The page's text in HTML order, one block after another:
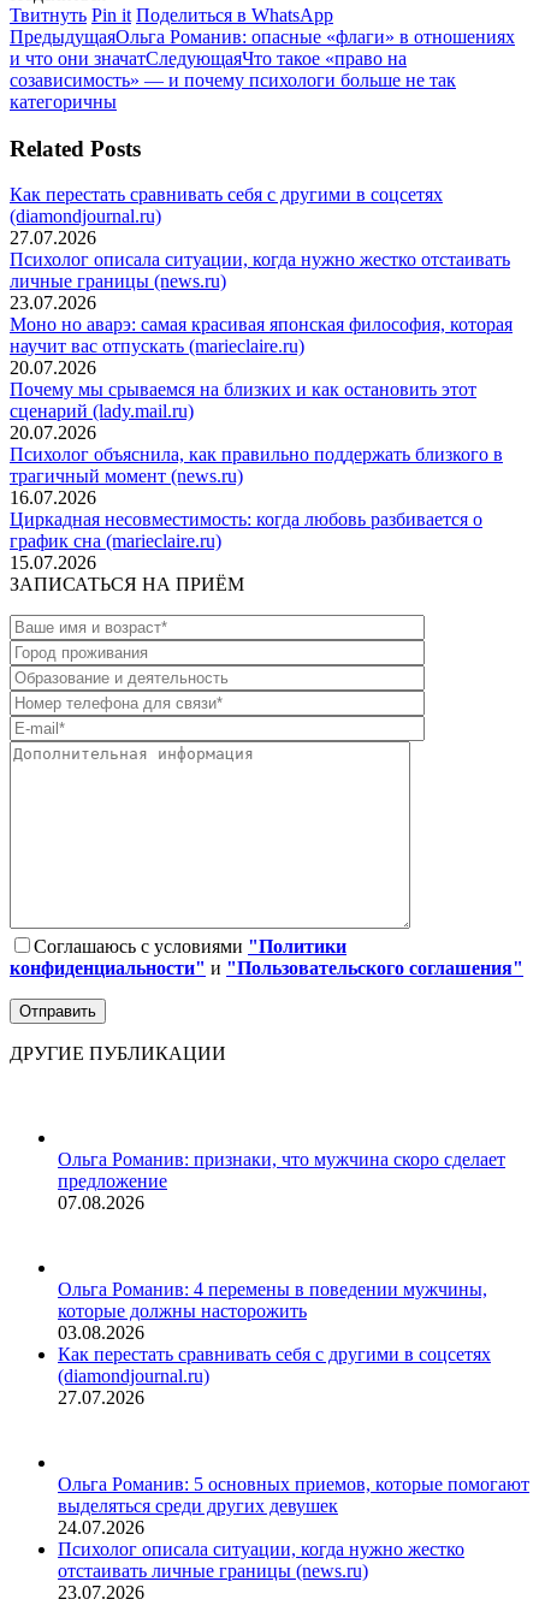
ТвитнутьПоделиться
в
Twitter
Pin itПоделиться
в
Pinterest
Поделиться в WhatsAppПоделиться
в
WhatsApp
Навигация
по
записям
ПредыдущаяПредыдущая
запись:
Ольга Романив: опасные «флаги» в отношениях
и что они значатСледующаяСледующая
запись:
Что такое «право на
созависимость» — и почему психологи больше не так
категоричны
Related Posts
Как перестать сравнивать себя с другими в соцсетях
(diamondjournal.ru)
27.07.2026
Психолог описала ситуации, когда нужно жестко отстаивать
личные границы (news.ru)
23.07.2026
Моно но аварэ: самая красивая японская философия, которая
научит вас отпускать (marieclaire.ru)
20.07.2026
Почему мы срываемся на близких и как остановить этот
сценарий (lady.mail.ru)
20.07.2026
Психолог объяснила, как правильно поддержать близкого в
трагичный момент (news.ru)
16.07.2026
Циркадная несовместимость: когда любовь разбивается о
график сна (marieclaire.ru)
15.07.2026
ЗАПИСАТЬСЯ НА ПРИЁМ
Соглашаюсь с условиями "Политики
конфиденциальности" и "Пользовательского соглашения"
ДРУГИЕ ПУБЛИКАЦИИ
Ольга Романив: признаки, что мужчина скоро сделает
предложение
07.08.2026
Ольга Романив: 4 перемены в поведении мужчины,
которые должны насторожить
03.08.2026
Как перестать сравнивать себя с другими в соцсетях
(diamondjournal.ru)
27.07.2026
Ольга Романив: 5 основных приемов, которые помогают
выделяться среди других девушек
24.07.2026
Психолог описала ситуации, когда нужно жестко
отстаивать личные границы (news.ru)
23.07.2026